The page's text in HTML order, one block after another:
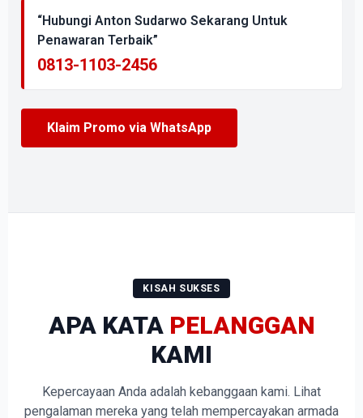
“Hubungi Anton Sudarwo Sekarang Untuk
Penawaran Terbaik”
0813-1103-2456
Klaim Promo via WhatsApp
KISAH SUKSES
APA KATA PELANGGAN
KAMI
Kepercayaan Anda adalah kebanggaan kami. Lihat
pengalaman mereka yang telah mempercayakan armada